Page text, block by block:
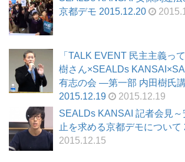
京都デモ 2015.12.20
「TALK EVENT 民主主義っ
樹さん×SEALDs
有志の会 ―第一部 内田樹氏
2015.12.19
2015.12.19
SEALDs KANSAI 記者会見
止を求める京都デモについて
2015.12.15